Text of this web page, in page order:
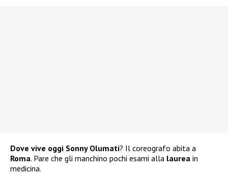
Dove vive oggi Sonny Olumati? Il coreografo abita a
Roma. Pare che gli manchino pochi esami alla laurea in
medicina.